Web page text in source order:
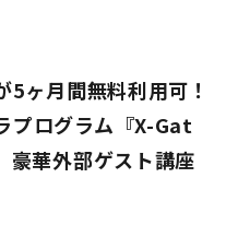
ヶ月間無料利用可！
プログラム『X-Gat
豪華外部ゲスト講座